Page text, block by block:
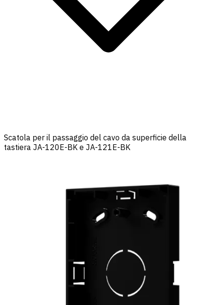
Scatola per il passaggio del cavo da superficie della
tastiera JA-120E-BK e JA-121E-BK